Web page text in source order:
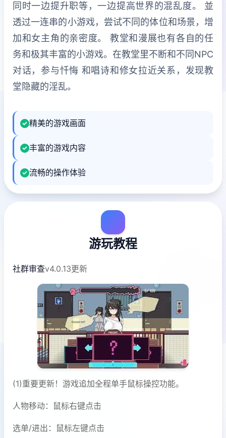
同时一边提升职等，一边提高世界的混乱度。 並
透过一连串的小游戏，尝试不同的体位和场景，增
加和女主角的亲密度。 教堂和漫展也有各自的任
务和极其丰富的小游戏。在教堂里不断和不同NPC
对话，参与忏悔 和唱诗和修女拉近关系，发现教
堂隐藏的淫乱。
精美的游戏画面
丰富的游戏内容
流畅的操作体验
游玩教程
社群审查v4.0.13更新
(1)重要更新！游戏追加全程单手鼠标操控功能。
人物移动：鼠标右键点击
选单/进出：鼠标左键点击